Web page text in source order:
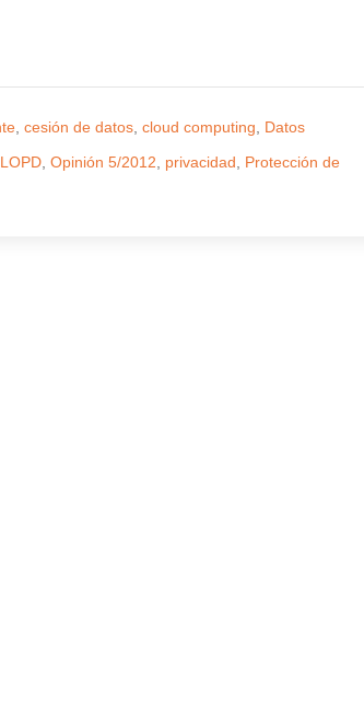
cesión de datos cloud computing
Datos
LOPD Opinión 5/2012 privacidad
Protección de